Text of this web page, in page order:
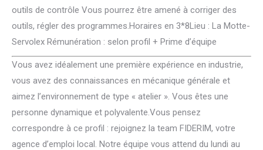
outils de contrôle Vous pourrez être amené à corriger des
outils, régler des programmes.Horaires en 3*8Lieu : La Motte-
Servolex Rémunération : selon profil + Prime d’équipe
Vous avez idéalement une première expérience en industrie,
vous avez des connaissances en mécanique générale et
aimez l’environnement de type « atelier ». Vous êtes une
personne dynamique et polyvalente.Vous pensez
correspondre à ce profil : rejoignez la team FIDERIM, votre
agence d’emploi local. Notre équipe vous attend du lundi au